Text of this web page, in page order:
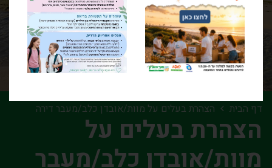
דף הבית הצהרת בעלים על מוות/אובדן כלב/מעבר דירה
הצהרת בעלים על
מוות/אובדן כלב/מעבר